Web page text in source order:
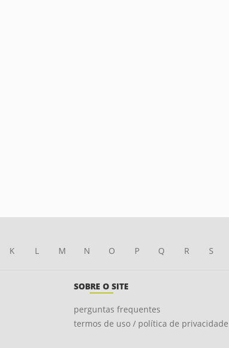
K L M N O P Q R S
SOBRE O SITE
perguntas frequentes
termos de uso / política de privacidade